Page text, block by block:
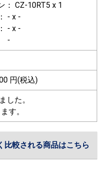
： CZ-10RT5 x 1
- x -
- x -
円(税込)
した。
す。
較される商品はこちら